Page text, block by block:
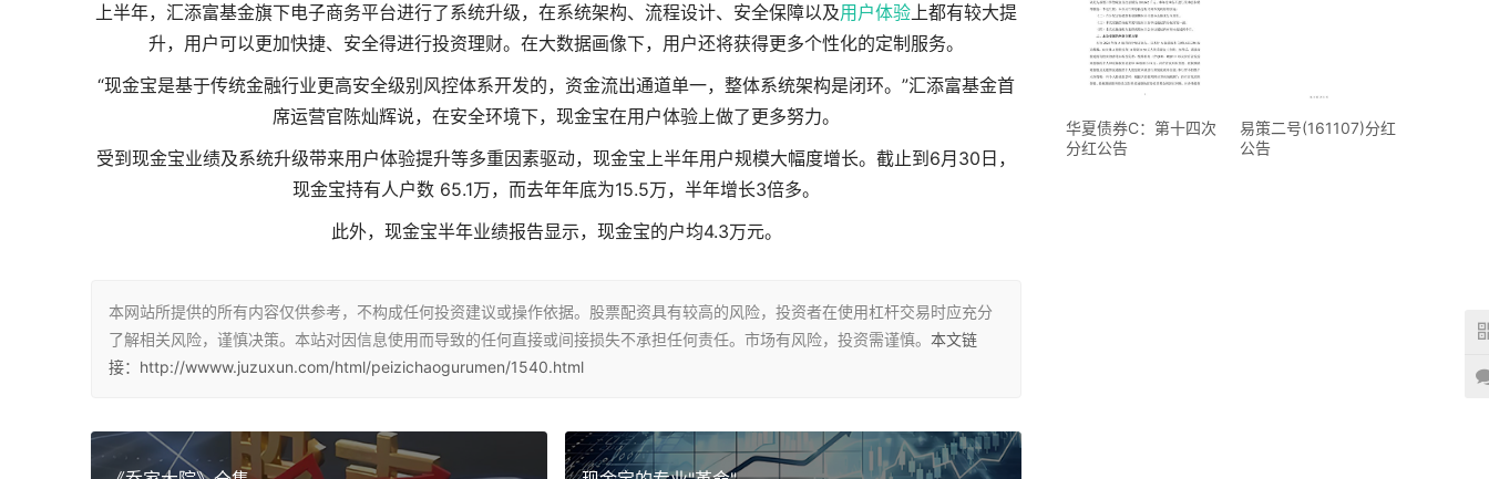
上半年，汇添富基金旗下电子商务平台进行了系统升级，在系统架构、流程设计、安全保障以及用户体验上都有较大提
升，用户可以更加快捷、安全得进行投资理财。在大数据画像下，用户还将获得更多个性化的定制服务。
“现金宝是基于传统金融行业更高安全级别风控体系开发的，资金流出通道单一，整体系统架构是闭环。”汇添富基金首
席运营官陈灿辉说，在安全环境下，现金宝在用户体验上做了更多努力。
受到现金宝业绩及系统升级带来用户体验提升等多重因素驱动，现金宝上半年用户规模大幅度增长。截止到6月30日，
现金宝持有人户数 65.1万，而去年年底为15.5万，半年增长3倍多。
此外，现金宝半年业绩报告显示，现金宝的户均4.3万元。
本网站所提供的所有内容仅供参考，不构成任何投资建议或操作依据。股票配资具有较高的风险，投资者在使用杠杆交易时应充分
了解相关风险，谨慎决策。本站对因信息使用而导致的任何直接或间接损失不承担任何责任。市场有风险，投资需谨慎。 本文链
接：http://wwww.juzuxun.com/html/peizichaogurumen/1540.html
华夏债券C：第十四次
分红公告
易策二号(161107)分红
公告